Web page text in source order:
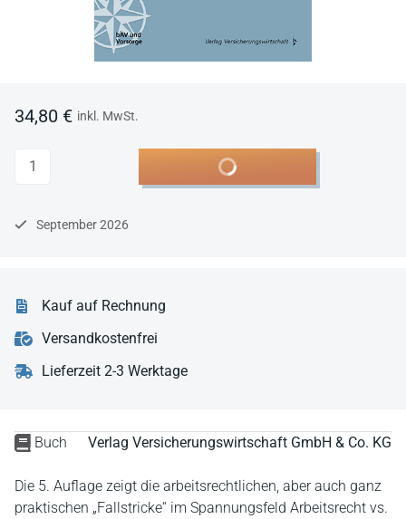
Buch Verlag Versicherungswirtschaft GmbH & Co. KG
Die 5. Auflage zeigt die arbeitsrechtlichen, aber auch ganz
praktischen „Fallstricke“ im Spannungsfeld Arbeitsrecht vs.
34,80 € inkl. MwSt.
Anzahl In den Warenkorb
September 2026
Kauf auf Rechnung
Versandkostenfrei
Lieferzeit 2-3 Werktage